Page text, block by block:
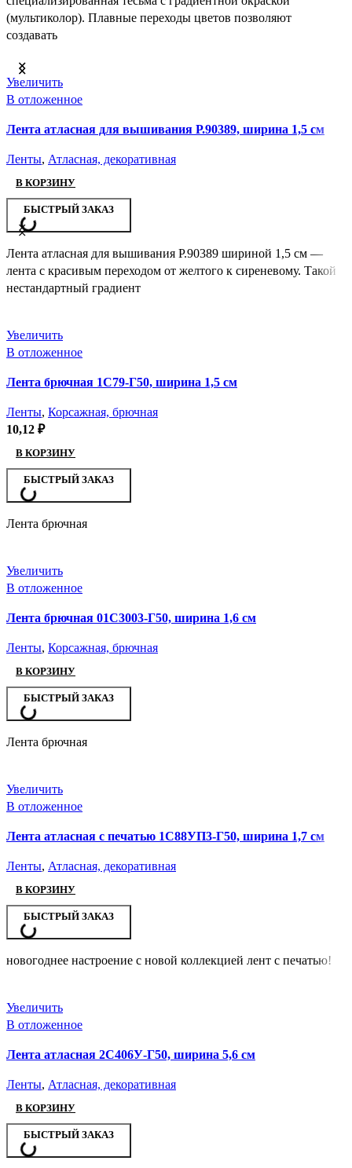
(мультиколор). Плавные переходы цветов позволяют
создавать
Увеличить
В отложенное
Лента атласная для вышивания Р.90389, ширина 1,5 см
Ленты, Атласная, декоративная
В КОРЗИНУ
БЫСТРЫЙ ЗАКАЗ
Лента атласная для вышивания Р.90389 шириной 1,5 см —
лента с красивым переходом от желтого к сиреневому. Такой
нестандартный градиент
Увеличить
В отложенное
Лента брючная 1С79-Г50, ширина 1,5 см
Ленты, Корсажная, брючная
10,12 ₽
В КОРЗИНУ
БЫСТРЫЙ ЗАКАЗ
Лента брючная
Увеличить
В отложенное
Лента брючная 01С3003-Г50, ширина 1,6 см
Ленты, Корсажная, брючная
В КОРЗИНУ
БЫСТРЫЙ ЗАКАЗ
Лента брючная
Увеличить
В отложенное
Лента атласная с печатью 1С88УП3-Г50, ширина 1,7 см
Ленты, Атласная, декоративная
В КОРЗИНУ
БЫСТРЫЙ ЗАКАЗ
новогоднее настроение с новой коллекцией лент с печатью!
Увеличить
В отложенное
Лента атласная 2С406У-Г50, ширина 5,6 см
Ленты, Атласная, декоративная
В КОРЗИНУ
БЫСТРЫЙ ЗАКАЗ